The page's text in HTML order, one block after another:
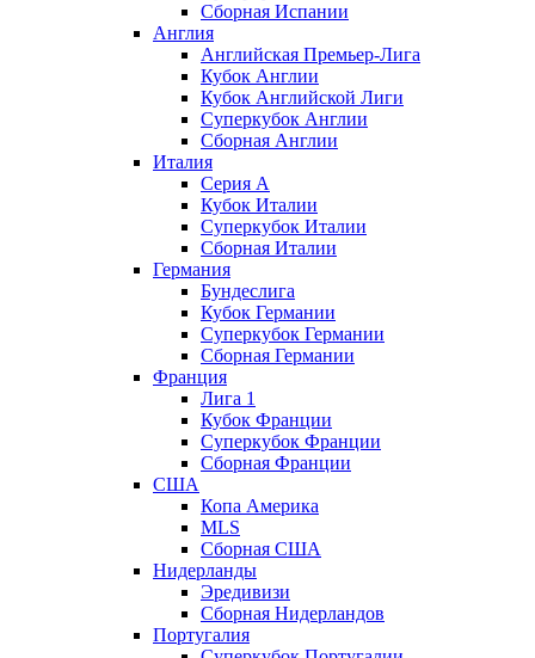
Сборная Испании
Англия
Английская Премьер-Лига
Кубок Англии
Кубок Английской Лиги
Суперкубок Англии
Сборная Англии
Италия
Серия А
Кубок Италии
Суперкубок Италии
Сборная Италии
Германия
Бундеслига
Кубок Германии
Суперкубок Германии
Сборная Германии
Франция
Лига 1
Кубок Франции
Суперкубок Франции
Сборная Франции
США
Копа Америка
MLS
Сборная США
Нидерланды
Эредивизи
Сборная Нидерландов
Португалия